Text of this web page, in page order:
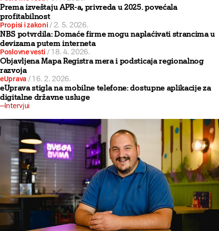
Prema izveštaju APR-a, privreda u 2025. povećala
profitabilnost
Propisi i zakoni / 2. 5. 2026.
NBS potvrdila: Domaće firme mogu naplaćivati strancima u
devizama putem interneta
Poslovne vesti /18. 4. 2026.
Objavljena Mapa Registra mera i podsticaja regionalnog
razvoja
eUprava /16. 2. 2026.
eUprava stigla na mobilne telefone: dostupne aplikacije za
digitalne državne usluge
Intervjui